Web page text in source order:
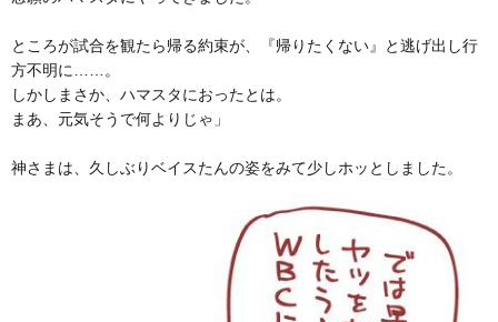
ところが試合を観たら帰る約束が、『帰りたくない』と逃げ出し行
方不明に……。
しかしまさか、ハマスタにおったとは。
まあ、元気そうで何よりじゃ」
神さまは、久しぶりベイスたんの姿をみて少しホッとしました。